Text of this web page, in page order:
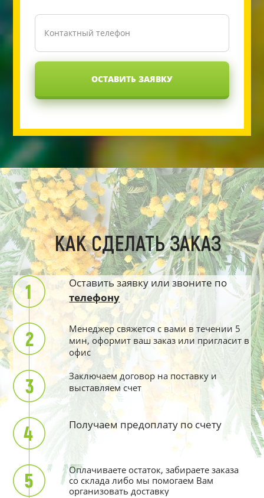
ОСТАВИТЬ ЗАЯВКУ
КАК СДЕЛАТЬ ЗАКАЗ
Оставить заявку или звоните по
телефону
Менеджер свяжется с вами в течении 5
мин, оформит ваш заказ или пригласит в
офис
Заключаем договор на поставку и
выставляем счет
Получаем предоплату по счету
Оплачиваете остаток, забираете заказа
со склада либо мы помогаем Вам
организовать доставку